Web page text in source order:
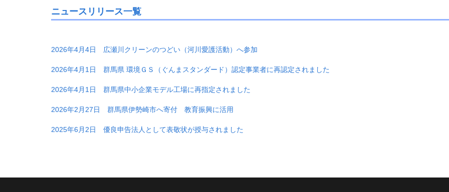
ニュースリリース一覧
2026年4月4日 広瀬川クリーンのつどい（河川愛護活動）へ参加
2026年4月1日 群馬県 環境ＧＳ（ぐんまスタンダード）認定事業者に再認定されました
2026年4月1日 群馬県中小企業モデル工場に再指定されました
2026年2月27日 群馬県伊勢崎市へ寄付 教育振興に活用
2025年6月2日 優良申告法人として表敬状が授与されました